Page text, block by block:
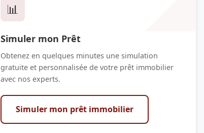
📊
Simuler mon Prêt
Obtenez en quelques minutes une simulation
gratuite et personnalisée de votre prêt immobilier
avec nos experts.
Simuler mon prêt immobilier